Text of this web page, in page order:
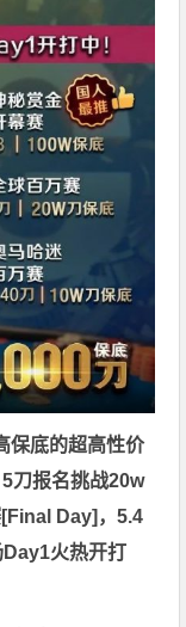
保底的超高性价
刀报名挑战20w
[Final Day]，5.4
火热开打